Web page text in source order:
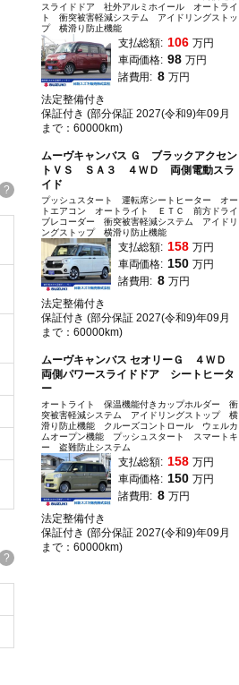
?
?
スライドドア 社外アルミホイール オートライ
ト 衝突被害軽減システム アイドリングストッ
プ 横滑り防止機能
支払総額: 106 万円
車両価格: 98 万円
諸費用: 8 万円
法定整備付き
保証付き (部分保証 2027(令和9)年09月
まで：60000km)
ムーヴキャンバス Ｇ ブラックアクセン
トＶＳ ＳＡ３ ４ＷＤ 両側電動スラ
イド
プッシュスタート 運転席シートヒーター オー
トエアコン オートライト ＥＴＣ 前方ドライ
ブレコーダー 衝突被害軽減システム アイドリ
ングストップ 横滑り防止機能
支払総額: 158 万円
車両価格: 150 万円
諸費用: 8 万円
法定整備付き
保証付き (部分保証 2027(令和9)年09月
まで：60000km)
ムーヴキャンバス セオリーＧ ４ＷＤ
両側パワースライドドア シートヒータ
ー
オートライト 保温機能付きカップホルダー 衝
突被害軽減システム アイドリングストップ 横
滑り防止機能 クルーズコントロール ウェルカ
ムオープン機能 プッシュスタート スマートキ
ー 盗難防止システム
支払総額: 158 万円
車両価格: 150 万円
諸費用: 8 万円
法定整備付き
保証付き (部分保証 2027(令和9)年09月
まで：60000km)